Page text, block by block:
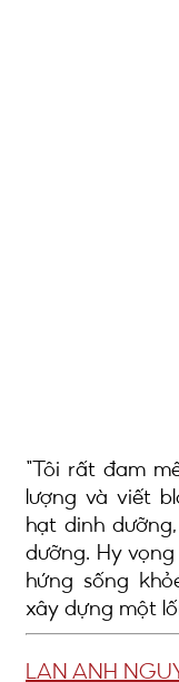
Tôi rất đam
lượng và viết
hạt dinh
dưỡng. Hy
hứng sống
xây dựng một
LAN ANH